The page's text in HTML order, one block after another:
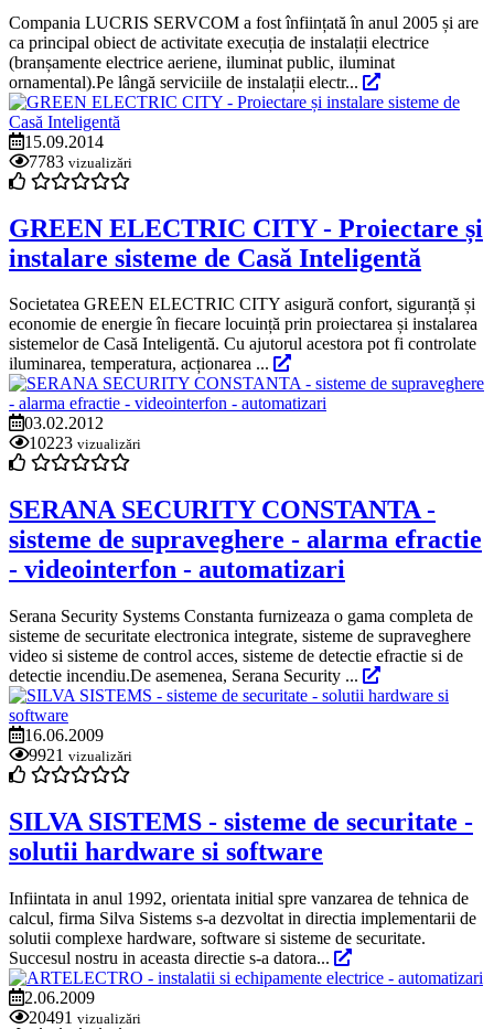
Compania LUCRIS SERVCOM a fost înființată în anul 2005 și are
ca principal obiect de activitate execuția de instalații electrice
(branșamente electrice aeriene, iluminat public, iluminat
ornamental).Pe lângă serviciile de instalații electr...
15.09.2014
7783 vizualizări
GREEN ELECTRIC CITY - Proiectare și
instalare sisteme de Casă Inteligentă
Societatea GREEN ELECTRIC CITY asigură confort, siguranță și
economie de energie în fiecare locuință prin proiectarea și instalarea
sistemelor de Casă Inteligentă. Cu ajutorul acestora pot fi controlate
iluminarea, temperatura, acționarea ...
03.02.2012
10223 vizualizări
SERANA SECURITY CONSTANTA -
sisteme de supraveghere - alarma efractie
- videointerfon - automatizari
Serana Security Systems Constanta furnizeaza o gama completa de
sisteme de securitate electronica integrate, sisteme de supraveghere
video si sisteme de control acces, sisteme de detectie efractie si de
detectie incendiu.De asemenea, Serana Security ...
16.06.2009
9921 vizualizări
SILVA SISTEMS - sisteme de securitate -
solutii hardware si software
Infiintata in anul 1992, orientata initial spre vanzarea de tehnica de
calcul, firma Silva Sistems s-a dezvoltat in directia implementarii de
solutii complexe hardware, software si sisteme de securitate.
Succesul nostru in aceasta directie s-a datora...
2.06.2009
20491 vizualizări